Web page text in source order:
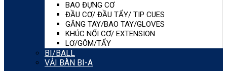
BAO ĐỰNG CƠ
ĐẦU CƠ/ ĐẦU TẨY/ TIP CUES
GĂNG TAY/BAO TAY/GLOVES
KHÚC NỐI CƠ/ EXTENSION
LƠ/GÔM/TẨY
BI/BALL
VẢI BÀN BI-A